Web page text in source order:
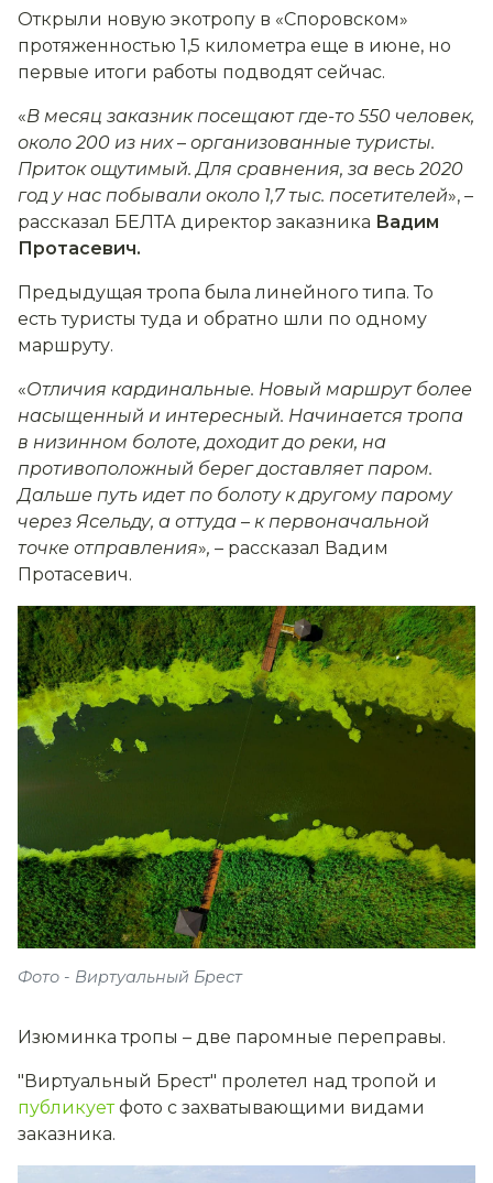
Открыли новую экотропу в «Споровском»
протяженностью 1,5 километра еще в июне, но
первые итоги работы подводят сейчас.
«В месяц заказник посещают где-то 550 человек,
около 200 из них– организованные туристы.
Приток ощутимый. Для сравнения, за весь 2020
год у нас побывали около 1,7 тыс. посетителей», –
рассказал БЕЛТА директор заказника Вадим
Протасевич.
Предыдущая тропа была линейного типа. То
есть туристы туда и обратно шли по одному
маршруту.
«Отличия кардинальные. Новый маршрут более
насыщенный и интересный. Начинается тропа
в низинном болоте, доходит до реки, на
противоположный берег доставляет паром.
Дальше путь идет по болоту к другому парому
через Ясельду, а оттуда – к первоначальной
точке отправления», – рассказал Вадим
Протасевич.
Фото - Виртуальный Брест
Изюминка тропы – две паромные переправы.
"Виртуальный Брест" пролетел над тропой и
публикуетфото с захватывающими видами
заказника.